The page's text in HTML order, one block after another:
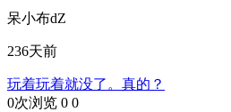
呆小布dZ
236天前
玩着玩着就没了。真的？
0次浏览 0 0